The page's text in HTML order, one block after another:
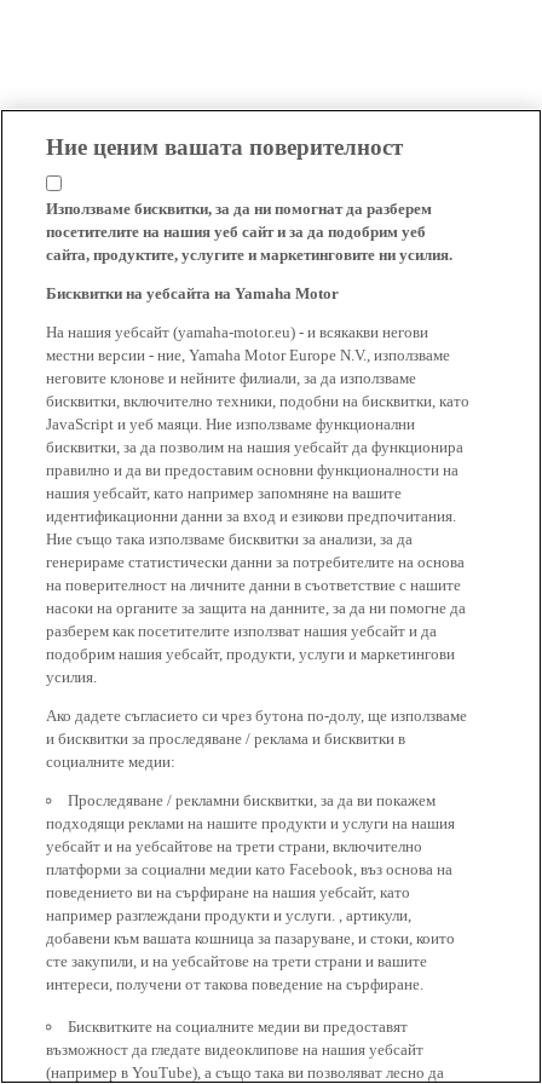
Ние ценим вашата поверителност
Използваме бисквитки, за да ни помогнат да разберем
посетителите на нашия уеб сайт и за да подобрим уеб
сайта, продуктите, услугите и маркетинговите ни усилия.
Бисквитки на уебсайта на Yamaha Motor
На нашия уебсайт (yamaha-motor.eu) - и всякакви негови
местни версии - ние, Yamaha Motor Europe N.V., използваме
неговите клонове и нейните филиали, за да използваме
бисквитки, включително техники, подобни на бисквитки, като
JavaScript и уеб маяци. Ние използваме функционални
бисквитки, за да позволим на нашия уебсайт да функционира
правилно и да ви предоставим основни функционалности на
нашия уебсайт, като например запомняне на вашите
идентификационни данни за вход и езикови предпочитания.
Ние също така използваме бисквитки за анализи, за да
генерираме статистически данни за потребителите на основа
на поверителност на личните данни в съответствие с нашите
насоки на органите за защита на данните, за да ни помогне да
разберем как посетителите използват нашия уебсайт и да
подобрим нашия уебсайт, продукти, услуги и маркетингови
усилия.
Ако дадете съгласието си чрез бутона по-долу, ще използваме
и бисквитки за проследяване / реклама и бисквитки в
социалните медии:
Проследяване / рекламни бисквитки, за да ви покажем
подходящи реклами на нашите продукти и услуги на нашия
уебсайт и на уебсайтове на трети страни, включително
платформи за социални медии като Facebook, въз основа на
поведението ви на сърфиране на нашия уебсайт, като
например разглеждани продукти и услуги. , артикули,
добавени към вашата кошница за пазаруване, и стоки, които
сте закупили, и на уебсайтове на трети страни и вашите
интереси, получени от такова поведение на сърфиране.
Бисквитките на социалните медии ви предоставят
възможност да гледате видеоклипове на нашия уебсайт
(например в YouTube), а също така ви позволяват лесно да